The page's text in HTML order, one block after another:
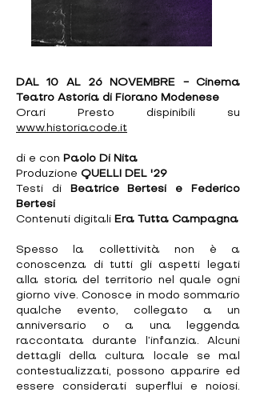
DAL 10 AL 26 NOVEMBRE - Cinema
Teatro Astoria di Fiorano Modenese
Orari Presto dispinibili su
www.historiacode.it
di e con Paolo Di Nita
Produzione QUELLI DEL '29
Testi diBeatrice Bertesi e Federico
Bertesi
Contenuti digitali Era Tutta Campagna
Spesso la collettività non è a
conoscenza di tutti gli aspetti legati
alla storia del territorio nel quale ogni
giorno vive. Conosce in modo sommario
qualche evento, collegato a un
anniversario o a una leggenda
raccontata durante l’infanzia. Alcuni
dettagli della cultura locale se mal
contestualizzati, possono apparire ed
essere considerati superflui e noiosi.